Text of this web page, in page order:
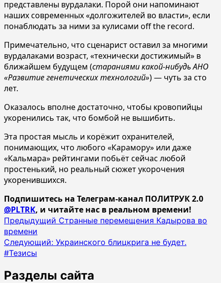
представлены вурдалаки. Порой они напоминают
наших современных «долгожителей во власти», если
понаблюдать за ними за кулисами off the record.
Примечательно, что сценарист оставил за многими
вурдалаками возраст, «технически достижимый» в
ближайшем будущем (стараниями какой-нибудь АНО
«Развитие генетических технологий») — чуть за сто
лет.
Оказалось вполне достаточно, чтобы кровопийцы
укоренились так, что бомбой не вышибить.
Эта простая мысль и корёжит охранителей,
понимающих, что любого «Карамору» или даже
«Кальмара» рейтингами побьёт сейчас любой
простенький, но реальный сюжет укорочения
укоренившихся.
Подпишитесь на Телеграм-канал ПОЛИТРУК 2.0
@PLTRK, и читайте нас в реальном времени!
Навигация
записи
Предыдущий Странные перемещения Кадырова во
времени
Следующий: Украинского блицкрига не будет.
#Тезисы
Разделы сайта